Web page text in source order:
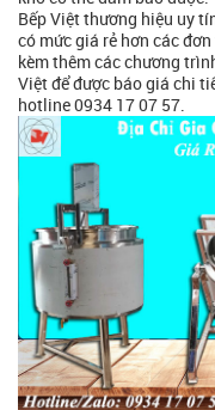
Bếp Việt thương hiệu uy
có mức giá rẻ hơn các
kèm thêm các chương
Việt để được báo giá chi
hotline 0934 17 07 57.